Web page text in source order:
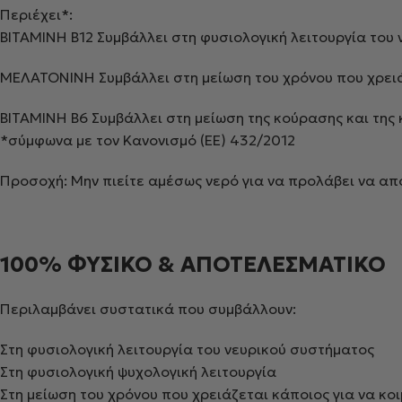
Περιέχει*:
ΒΙΤΑΜΙΝΗ Β12 Συμβάλλει στη φυσιολογική λειτουργία
ΜΕΛΑΤΟΝΙΝΗ Συμβάλλει στη μείωση του χρόνου που
ΒΙΤΑΜΙΝΗ Β6 Συμβάλλει στη μείωση της κούρασης και
*σύμφωνα με τον Κανονισμό (ΕΕ) 432/2012
Προσοχή: Μην πιείτε αμέσως νερό για να προλάβει να
100% ΦΥΣΙΚΟ & ΑΠΟΤΕΛΕΣΜΑΤΙΚΟ
Περιλαμβάνει συστατικά που συμβάλλουν:
Στη φυσιολογική λειτουργία του νευρικού συστήματος
Στη φυσιολογική ψυχολογική λειτουργία
Στη μείωση του χρόνου που χρειάζεται κάποιος για να